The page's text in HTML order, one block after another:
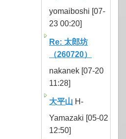
yomaiboshi [07-
23 00:20]
Re: 太郎坊
（260720）
nakanek [07-20
11:28]
大平山 H-
Yamazaki [05-02
12:50]